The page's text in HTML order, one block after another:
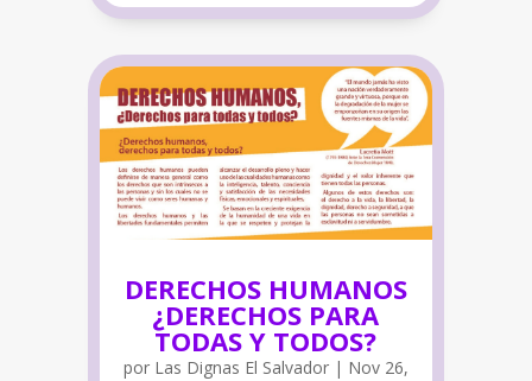
DERECHOS HUMANOS
¿DERECHOS PARA
TODAS Y TODOS?
por Las Dignas El Salvador| Nov 26,